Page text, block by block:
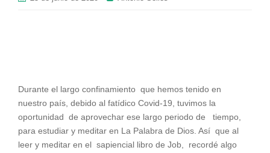
Durante el largo confinamiento que hemos tenido en
nuestro país, debido al fatídico Covid-19, tuvimos la
oportunidad de aprovechar ese largo periodo de tiempo,
para estudiar y meditar en La Palabra de Dios. Así que al
leer y meditar en el sapiencial libro de Job, recordé algo